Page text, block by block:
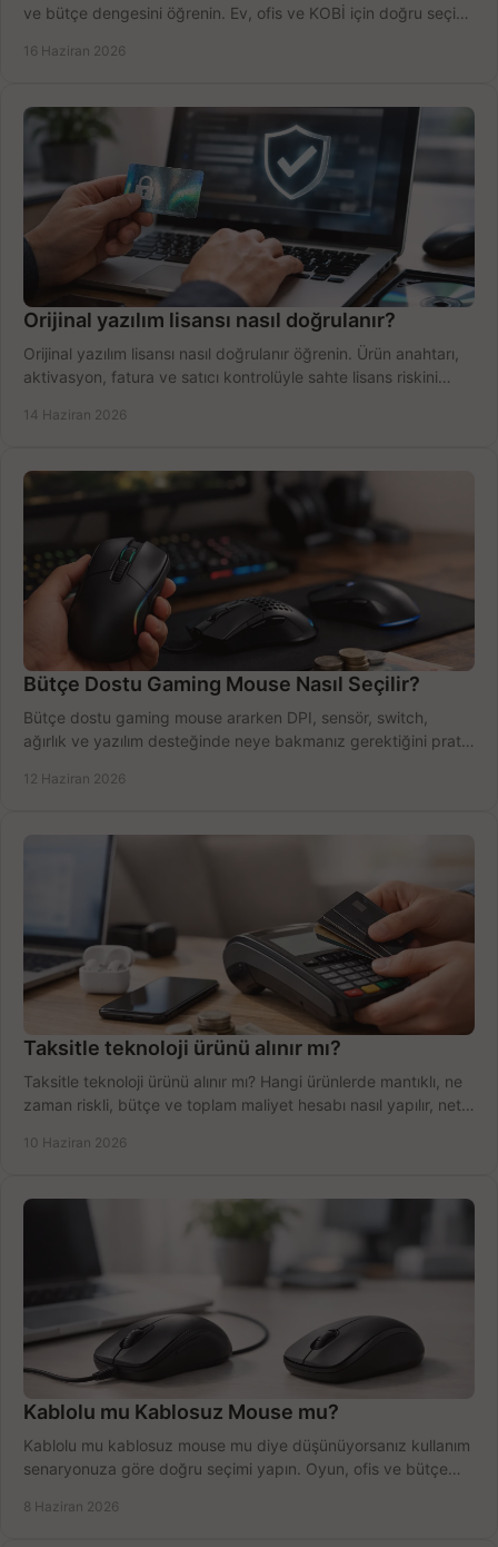
ve bütçe dengesini öğrenin. Ev, ofis ve KOBİ için doğru seçimi
16 Haziran 2026
Orijinal yazılım lisansı nasıl doğrulanır?
Orijinal yazılım lisansı nasıl doğrulanır öğrenin. Ürün anahtarı,
aktivasyon, fatura ve satıcı kontrolüyle sahte lisans riskini
14 Haziran 2026
Bütçe Dostu Gaming Mouse Nasıl Seçilir?
Bütçe dostu gaming mouse ararken DPI, sensör, switch,
ağırlık ve yazılım desteğinde neye bakmanız gerektiğini pratik
12 Haziran 2026
Taksitle teknoloji ürünü alınır mı?
Taksitle teknoloji ürünü alınır mı? Hangi ürünlerde mantıklı, ne
zaman riskli, bütçe ve toplam maliyet hesabı nasıl yapılır, net
10 Haziran 2026
Kablolu mu Kablosuz Mouse mu?
Kablolu mu kablosuz mouse mu diye düşünüyorsanız kullanım
senaryonuza göre doğru seçimi yapın. Oyun, ofis ve bütçe
8 Haziran 2026